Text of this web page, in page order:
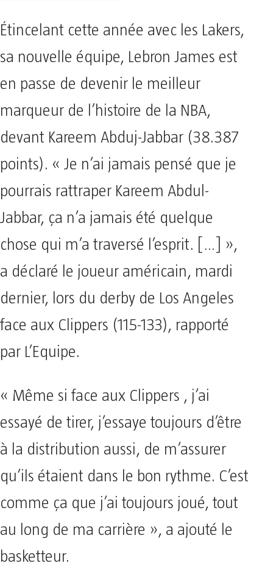
Étincelant cette année avec les Lakers,
sa nouvelle équipe, Lebron James est
en passe de devenir le meilleur
marqueur de l’histoire de la NBA,
devant Kareem Abduj-Jabbar (38.387
points). « Je n’ai jamais pensé que je
pourrais rattraper Kareem Abdul-
Jabbar, ça n’a jamais été quelque
chose qui m’a traversé l’esprit. […] »,
a déclaré le joueur américain, mardi
dernier, lors du derby de Los Angeles
face aux Clippers (115-133), rapporté
par L’Equipe.
« Même si face aux Clippers , j’ai
essayé de tirer, j’essaye toujours d’être
à la distribution aussi, de m’assurer
qu’ils étaient dans le bon rythme. C’est
comme ça que j’ai toujours joué, tout
au long de ma carrière », a ajouté le
basketteur.